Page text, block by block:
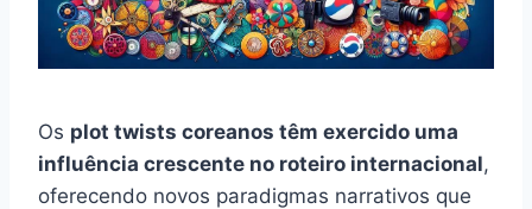
Os plot twists coreanos têm exercido uma
influência crescente no roteiro internacional,
oferecendo novos paradigmas narrativos que